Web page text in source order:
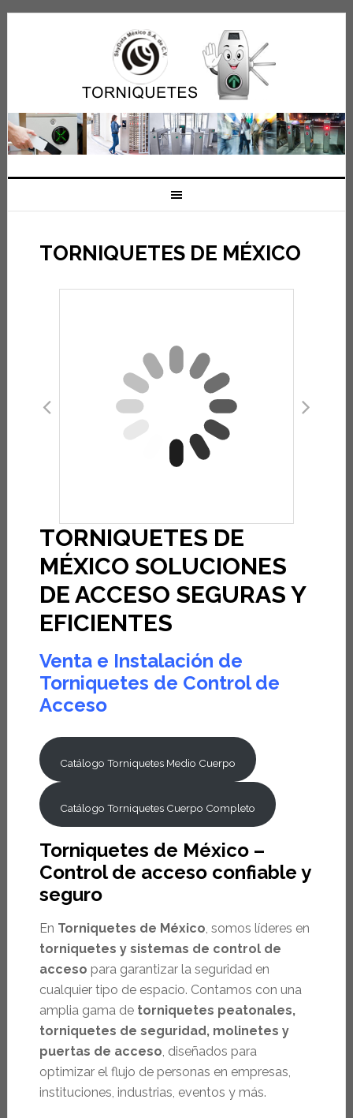
TORNIQUETES DE MÉXICO
TORNIQUETES DE
MÉXICO SOLUCIONES
DE ACCESO SEGURAS Y
EFICIENTES
Venta e Instalación de
Torniquetes de Control de
Acceso
Catálogo Torniquetes Medio Cuerpo
Catálogo Torniquetes Cuerpo Completo
Torniquetes de México –
Control de acceso confiable y
seguro
En Torniquetes de México, somos líderes en
torniquetes y sistemas de control de
acceso para garantizar la seguridad en
cualquier tipo de espacio. Contamos con una
amplia gama de torniquetes peatonales,
torniquetes de seguridad, molinetes y
puertas de acceso, diseñados para
optimizar el flujo de personas en empresas,
instituciones, industrias, eventos y más.